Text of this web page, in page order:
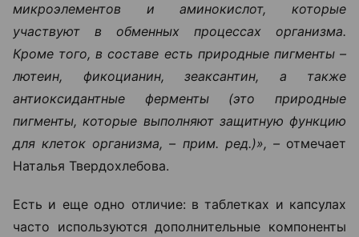
микроэлементов и аминокислот, которые
участвуют в обменных процессах организма.
Кроме того, в составе есть природные пигменты –
лютеин, фикоцианин, зеаксантин, а также
антиоксидантные ферменты (это природные
пигменты, которые выполняют защитную функцию
для клеток организма, – прим. ред.)», –отмечает
Наталья Твердохлебова.
Есть и еще одно отличие: в таблетках и капсулах
часто используются дополнительные компоненты